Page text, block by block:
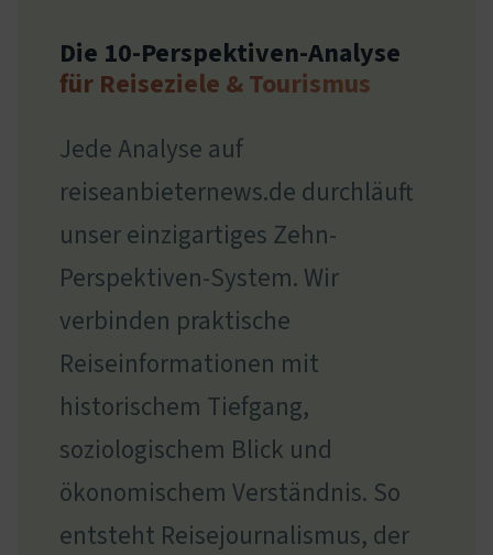
Die 10-Perspektiven-Analyse
für Reiseziele & Tourismus
Jede Analyse auf
reiseanbieternews.de durchläuft
unser einzigartiges Zehn-
Perspektiven-System. Wir
verbinden praktische
Reiseinformationen mit
historischem Tiefgang,
soziologischem Blick und
ökonomischem Verständnis. So
entsteht Reisejournalismus, der